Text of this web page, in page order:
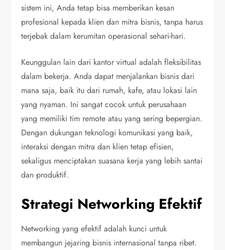
sistem ini, Anda tetap bisa memberikan kesan
profesional kepada klien dan mitra bisnis, tanpa harus
terjebak dalam kerumitan operasional sehari-hari.
Keunggulan lain dari kantor virtual adalah fleksibilitas
dalam bekerja. Anda dapat menjalankan bisnis dari
mana saja, baik itu dari rumah, kafe, atau lokasi lain
yang nyaman. Ini sangat cocok untuk perusahaan
yang memiliki tim remote atau yang sering bepergian.
Dengan dukungan teknologi komunikasi yang baik,
interaksi dengan mitra dan klien tetap efisien,
sekaligus menciptakan suasana kerja yang lebih santai
dan produktif.
Strategi Networking Efektif
Networking yang efektif adalah kunci untuk
membangun jejaring bisnis internasional tanpa ribet.